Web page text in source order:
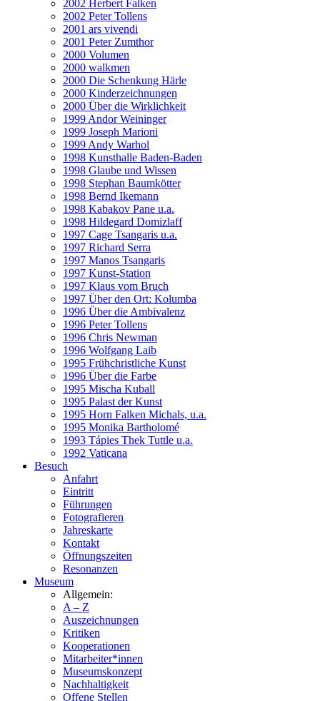
2002 Herbert Falken
2002 Peter Tollens
2001 ars vivendi
2001 Peter Zumthor
2000 Volumen
2000 walkmen
2000 Die Schenkung Härle
2000 Kinderzeichnungen
2000 Über die Wirklichkeit
1999 Andor Weininger
1999 Joseph Marioni
1999 Andy Warhol
1998 Kunsthalle Baden-Baden
1998 Glaube und Wissen
1998 Stephan Baumkötter
1998 Bernd Ikemann
1998 Kabakov Pane u.a.
1998 Hildegard Domizlaff
1997 Cage Tsangaris u.a.
1997 Richard Serra
1997 Manos Tsangaris
1997 Kunst-Station
1997 Klaus vom Bruch
1997 Über den Ort: Kolumba
1996 Über die Ambivalenz
1996 Peter Tollens
1996 Chris Newman
1996 Wolfgang Laib
1995 Frühchristliche Kunst
1996 Über die Farbe
1995 Mischa Kuball
1995 Palast der Kunst
1995 Horn Falken Michals, u.a.
1995 Monika Bartholomé
1993 Tápies Thek Tuttle u.a.
1992 Vaticana
Besuch
Anfahrt
Eintritt
Führungen
Fotografieren
Jahreskarte
Kontakt
Öffnungszeiten
Resonanzen
Museum
Allgemein:
A – Z
Auszeichnungen
Kritiken
Kooperationen
Mitarbeiter*innen
Museumskonzept
Nachhaltigkeit
Offene Stellen